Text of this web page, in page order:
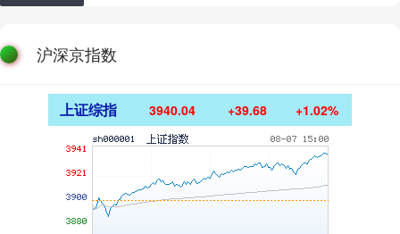
沪深京指数
上证综指 3940.04 +39.68 +1.02%